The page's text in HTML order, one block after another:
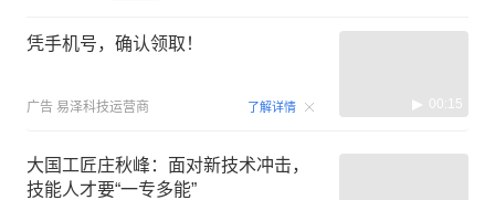
凭手机号，确认领取！
广告 易泽科技运营商 了解详情 00:15
大国工匠庄秋峰：面对新技术冲击，
技能人才要“一专多能”